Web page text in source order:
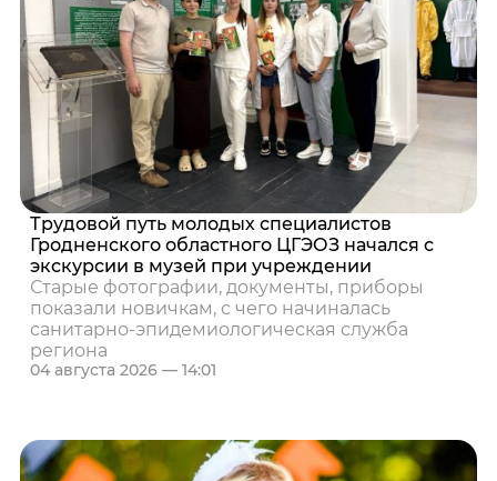
Трудовой путь молодых специалистов
Гродненского областного ЦГЭОЗ начался с
экскурсии в музей при учреждении
Старые фотографии, документы, приборы
показали новичкам, с чего начиналась
санитарно-эпидемиологическая служба
региона
04 августа 2026 — 14:01